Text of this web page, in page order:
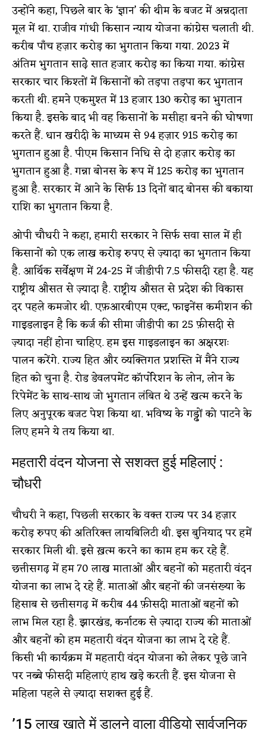
उन्होंने कहा, पिछले बार के ‘ज्ञान’ की थीम के बजट में अन्नदाता
मूल में था. राजीव गांधी किसान न्याय योजना कांग्रेस चलाती थी.
करीब पाँच हज़ार करोड़ का भुगतान किया गया. 2023 में
अंतिम भुगतान साढ़े सात हजार करोड़ का किया गया. कांग्रेस
सरकार चार किश्तों में किसानों को तड़पा तड़पा कर भुगतान
करती थी. हमने एकमुश्त में 13 हजार 130 करोड़ का भुगतान
किया है. इसके बाद भी वह किसानों के मसीहा बनने की घोषणा
करते हैं. धान खरीदी के माध्यम से 94 हज़ार 915 करोड़ का
भुगतान हुआ है. पीएम किसान निधि से दो हज़ार करोड़ का
भुगतान हुआ है. गन्ना बोनस के रूप में 125 करोड़ का भुगतान
हुआ है. सरकार में आने के सिर्फ 13 दिनों बाद बोनस की बकाया
राशि का भुगतान किया है.
ओपी चौधरी ने कहा, हमारी सरकार ने सिर्फ सवा साल में ही
किसानों को एक लाख करोड़ रुपए से ज़्यादा का भुगतान किया
है. आर्थिक सर्वेक्षण में 24-25 में जीडीपी 7.5 फीसदी रहा है. यह
राष्ट्रीय औसत से ज़्यादा है. राष्ट्रीय औसत से प्रदेश की विकास
दर पहले कमजोर थी. एफ़आरबीएम एक्ट, फाइनेंस कमीशन की
गाइडलाइन है कि कर्ज की सीमा जीडीपी का 25 फ़ीसदी से
ज़्यादा नहीं होना चाहिए. हम इस गाइडलाइन का अक्षरशः
पालन करेंगे. राज्य हित और व्यक्तिगत प्रशस्ति में मैंने राज्य
हित को चुना है. रोड डेवलपमेंट कॉर्पोरेशन के लोन, लोन के
रिपेमेंट के साथ-साथ जो भुगतान लंबित थे उन्हें खत्म करने के
लिए अनुपूरक बजट पेश किया था. भविष्य के गड्ढों को पाटने के
लिए हमने ये तय किया था.
महतारी वंदन योजना से सशक्त हुई महिलाएं :
चौधरी
चौधरी ने कहा, पिछली सरकार के वक्त राज्य पर 34 हज़ार
करोड़ रुपए की अतिरिक्त लायबिलिटी थी. इस बुनियाद पर हमें
सरकार मिली थी. इसे ख़त्म करने का काम हम कर रहे हैं.
छत्तीसगढ़ में हम 70 लाख माताओं और बहनों को महतारी वंदन
योजना का लाभ दे रहे हैं. माताओं और बहनों की जनसंख्या के
हिसाब से छत्तीसगढ़ में करीब 44 फ़ीसदी माताओं बहनों को
लाभ मिल रहा है. झारखंड, कर्नाटक से ज़्यादा राज्य की माताओं
और बहनों को हम महतारी वंदन योजना का लाभ दे रहे हैं.
किसी भी कार्यक्रम में महतारी वंदन योजना को लेकर पूछे जाने
पर नब्बे फीसदी महिलाएं हाथ खड़े करती हैं. इस योजना से
महिला पहले से ज़्यादा सशक्त हुई हैं.
’15 लाख खाते में डालने वाला वीडियो सार्वजनिक